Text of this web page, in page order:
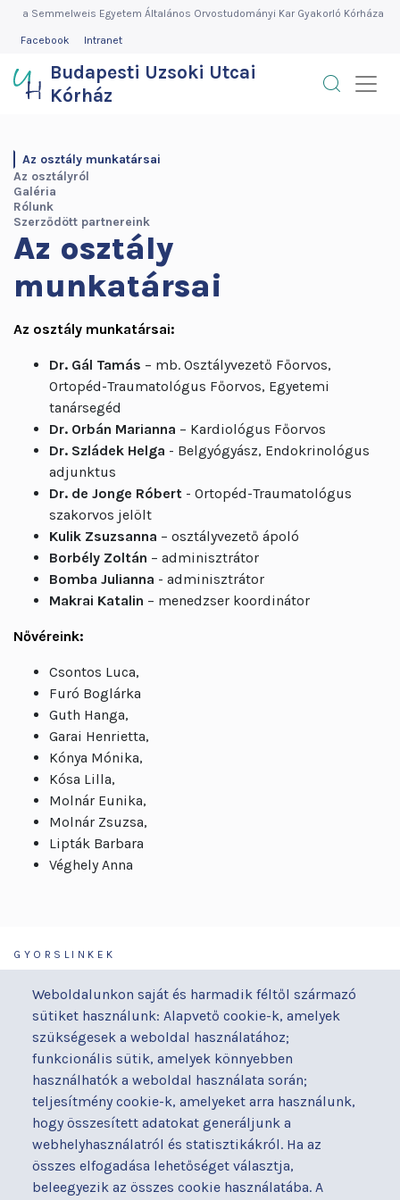
Budapesti
Uzsoki
Utcai
Ugrása Semmelweis Egyetem Általános Orvostudományi Kar Gyakorló Kórháza
Weboldalunkon saját és harmadik féltől származó
sütiket használunk: Alapvető cookie-k, amelyek
szükségesek a weboldal használatához;
funkcionális sütik, amelyek könnyebben
használhatók a weboldal használata során;
teljesítmény cookie-k, amelyeket arra használunk,
hogy összesített adatokat generáljunk a
webhelyhasználatról és statisztikákról. Ha az
összes elfogadása lehetőséget választja,
beleegyezik az összes cookie használatába. A
MENÜ
Facebook Intranet
Budapesti Uzsoki Utcai
Kórház
OSZTÁLYOK
OLDALMENÜ
Az osztály munkatársai
Az osztályról
Galéria
Rólunk
Szerződött partnereink
Az osztály
munkatársai
Az osztály munkatársai:
Dr. Gál Tamás – mb. Osztályvezető Főorvos,
Ortopéd-Traumatológus Főorvos, Egyetemi
tanársegéd
Dr. Orbán Marianna – Kardiológus Főorvos
Dr. Szládek Helga - Belgyógyász, Endokrinológus
adjunktus
Dr. de Jonge Róbert - Ortopéd-Traumatológus
szakorvos jelölt
Kulik Zsuzsanna – osztályvezető ápoló
Borbély Zoltán – adminisztrátor
Bomba Julianna - adminisztrátor
Makrai Katalin – menedzser koordinátor
Nővéreink:
Csontos Luca,
Furó Boglárka
Guth Hanga,
Garai Henrietta,
Kónya Mónika,
Kósa Lilla,
Molnár Eunika,
Molnár Zsuzsa,
Lipták Barbara
Véghely Anna
GYORSLINKEK
Orvosaink
Osztályaink
Kapcsolat
Akadálymentesítési
nyilatkozat
Alapítványaink
Betegjogi képviselő
Címek és telefonszámok
Gyermekmegőrző
Házirend
Hírek
Parkolás
Térítéses ellátás
Videógaléria
Visszajelzések
Várólista